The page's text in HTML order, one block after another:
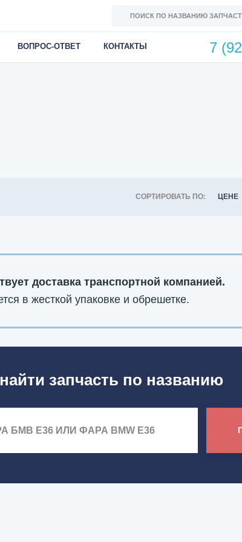
ВОПРОС-ОТВЕТ КОНТАКТЫ 7
СОРТИРОВАТЬ ПО: ЦЕНЕ
доставка транспортной компанией.
в жесткой упаковке и обрешетке.
запчасть по названию